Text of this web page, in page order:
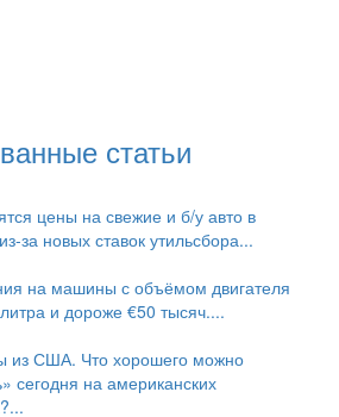
статьи
цены на свежие и б/у авто в
за новых ставок утильсбора...
на машины с объёмом двигателя
и дороже €50 тысяч....
из США. Что хорошего можно
сегодня на американских